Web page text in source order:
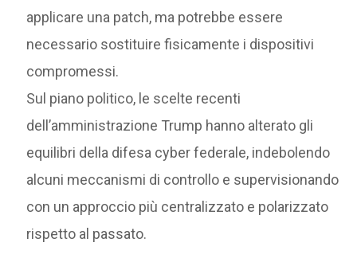
applicare una patch, ma potrebbe essere
necessario sostituire fisicamente i dispositivi
compromessi.
Sul piano politico, le scelte recenti
dell’amministrazione Trump hanno alterato gli
equilibri della difesa cyber federale, indebolendo
alcuni meccanismi di controllo e supervisionando
con un approccio più centralizzato e polarizzato
rispetto al passato.